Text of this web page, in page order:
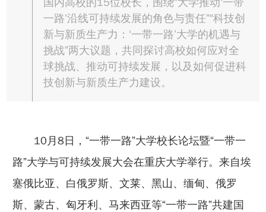
一路’沿线可持续发展的角色与责任”“科技创
新与新质生产力：‘一带一路’大学的机遇与
挑战”两大议题，共同探讨高校如何应对全
球挑战、推动可持续发展，以及如何促进科
技创新与新质生产力建设。
10月8日，“一带一路”大学校长论坛暨“一带一
路”大学与可持续发展大会在重庆大学举行。来自埃
塞俄比亚、白俄罗斯、文莱、黑山、缅甸、俄罗
斯、蒙古、匈牙利、马来西亚等“一带一路”共建国